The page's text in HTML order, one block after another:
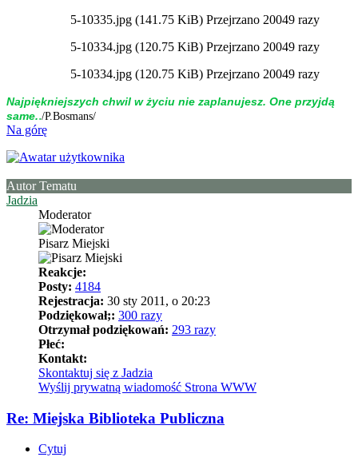
5-10335.jpg (141.75 KiB) Przejrzano 20049 razy
5-10334.jpg (120.75 KiB) Przejrzano 20049 razy
5-10334.jpg (120.75 KiB) Przejrzano 20049 razy
Naj­piękniej­szych chwil w życiu nie zap­la­nujesz. One przyjdą
same../P.Bosmans/
Na górę
Autor Tematu
Jadzia
Moderator
Pisarz Miejski
Reakcje:
Posty: 4184
Rejestracja: 30 sty 2011, o 20:23
Podziękował;: 300 razy
Otrzymał podziękowań: 293 razy
Płeć:
Kontakt:
Skontaktuj się z Jadzia
Wyślij prywatną wiadomość Strona WWW
Re: Miejska Biblioteka Publiczna
Cytuj